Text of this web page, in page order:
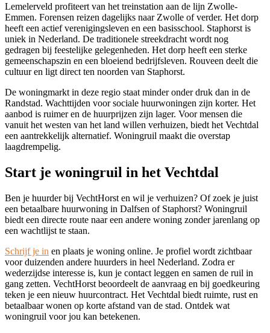
Lemelerveld profiteert van het treinstation aan de lijn Zwolle-
Emmen. Forensen reizen dagelijks naar Zwolle of verder. Het dorp
heeft een actief verenigingsleven en een basisschool. Staphorst is
uniek in Nederland. De traditionele streekdracht wordt nog
gedragen bij feestelijke gelegenheden. Het dorp heeft een sterke
gemeenschapszin en een bloeiend bedrijfsleven. Rouveen deelt die
cultuur en ligt direct ten noorden van Staphorst.
De woningmarkt in deze regio staat minder onder druk dan in de
Randstad. Wachttijden voor sociale huurwoningen zijn korter. Het
aanbod is ruimer en de huurprijzen zijn lager. Voor mensen die
vanuit het westen van het land willen verhuizen, biedt het Vechtdal
een aantrekkelijk alternatief. Woningruil maakt die overstap
laagdrempelig.
Start je woningruil in het Vechtdal
Ben je huurder bij VechtHorst en wil je verhuizen? Of zoek je juist
een betaalbare huurwoning in Dalfsen of Staphorst? Woningruil
biedt een directe route naar een andere woning zonder jarenlang op
een wachtlijst te staan.
Schrijf je in en plaats je woning online. Je profiel wordt zichtbaar
voor duizenden andere huurders in heel Nederland. Zodra er
wederzijdse interesse is, kun je contact leggen en samen de ruil in
gang zetten. VechtHorst beoordeelt de aanvraag en bij goedkeuring
teken je een nieuw huurcontract. Het Vechtdal biedt ruimte, rust en
betaalbaar wonen op korte afstand van de stad. Ontdek wat
woningruil voor jou kan betekenen.